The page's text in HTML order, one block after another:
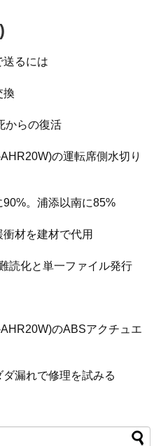
送るには
換
からの復活
の運転席側水切り
。浦添以南に85%
材を建材で代用
読化と単一ファイル発行
のABSアクチュエ
漏れで修理を試みる